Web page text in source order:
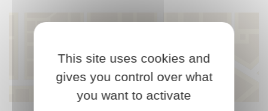
ACCÉDER
This site uses cookies and
gives you control over what
you want to activate